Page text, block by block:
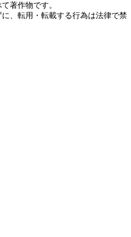
著作物です。
、転用・転載する行為は法律で禁